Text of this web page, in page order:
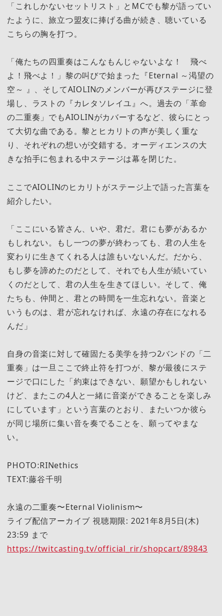
「これしかないセットリスト」とMCでも黎が語ってい
たように、旅立つ盟友に捧げる曲が続き、聴いている
こちらの胸を打つ。
「俺たちの四重奏はこんなもんじゃないよな！ 飛べ
よ！飛べよ！」黎の叫びで始まった『Eternal ～渇望の
空～ 』、そしてAIOLINのメンバーが再びステージに登
場し、ラストの『カレタソレイユ』へ。過去の「革命
の二重奏」でもAIOLINがカバーするなど、彼らにとっ
て大切な曲である。黎とヒカリトの声が美しく重な
り、それぞれの想いが交錯する。オーディエンスの大
きな拍手に包まれる中ステージは幕を閉じた。
ここでAIOLINのヒカリトがステージ上で語った言葉を
紹介したい。
「ここにいる皆さん、いや、君だ。君にも夢があるか
もしれない。もし一つの夢が終わっても、君の人生を
変わりに生きてくれる人は誰もいないんだ。だから、
もし夢を諦めたのだとして、それでも人生が続いてい
くのだとして、君の人生を生きてほしい。そして、俺
たちも、仲間と、君との時間を一生忘れない。音楽と
いうものは、君が忘れなければ、永遠の存在になれる
んだ」
自身の音楽に対して確固たる美学を持つ2バンドの「二
重奏」は一旦ここで終止符を打つが、黎が最後にステ
ージで口にした「約束はできない、願望かもしれない
けど、またこの4人と一緒に音楽ができることを楽しみ
にしています」という言葉のとおり、またいつか彼ら
が同じ場所に集い音を奏でることを、願ってやまな
い。
PHOTO:RINethics
TEXT:藤谷千明
永遠の二重奏〜Eternal Violinism〜
ライブ配信アーカイブ 視聴期限: 2021年8月5日(木)
23:59 まで
https://twitcasting.tv/official_rir/shopcart/89843